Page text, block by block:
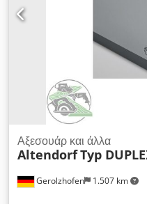
Gerolzhofen 1.507 km
Αξεσουάρ και άλλα
AltendorfTyp